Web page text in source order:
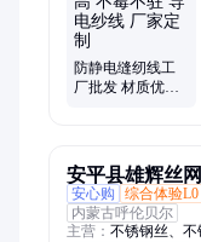
带、不锈钢纤维布
防静电缝纫线工
厂批发 材质优良
安平县雄辉丝
安心购
综合体验L0
内蒙古呼伦贝尔
主营： 不锈钢丝、不